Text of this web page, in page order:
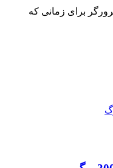
برای زمانی که